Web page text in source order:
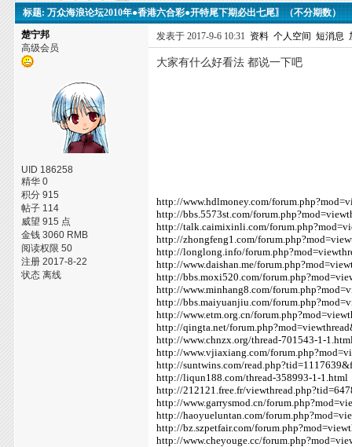
标题: 万众海浪论坛2010年●香港六合彩●开特尾下期必出七尾〗（不分期数）
楚宁邦
高级会员
UID 186258
精华 0
积分 915
帖子 114
威望 915 点
金钱 3060 RMB
阅读权限 50
注册 2017-8-22
状态 离线
发表于 2017-9-6 10:31 资料 个人空间 短消息
大家有什么好看法 都说一下吧
http://www.hdlmoney.com/
http://bbs.5573st.com/
http://talk.caimixinli.com/
http://zhongfeng1.com/
http://longlong.info/
http://www.daishan.me/
http://bbs.moxi520.com/
http://www.minhang8.com/
http://bbs.maiyuanjiu.com/
http://www.etm.org.cn/
http://qingta.net/
http://www.chnzx.org/thread-701543-1-
http://www.vjiaxiang.com/
http://suntwins.com/
http://liqun188.com/thread-358993-1-1.html
http://212121.free.fr/
http://www.garrysmod.cn/
http://haoyueluntan.com/
http://bz.szpetfair.com/
http://www.cheyouge.cc/